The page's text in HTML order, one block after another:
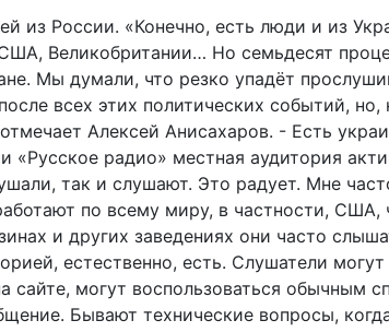
из России. «Конечно, есть люди и из
Великобритании… Но семьдесят
Мы думали, что резко упадёт
всех этих политических событий, но,
Алексей Анисахаров. - Есть
«Русское радио» местная аудитория
так и слушают. Это радует. Мне
по всему миру, в частности, США,
и других заведениях они часто
естественно, есть. Слушатели
сайте, могут воспользоваться обычным
Бывают технические вопросы,